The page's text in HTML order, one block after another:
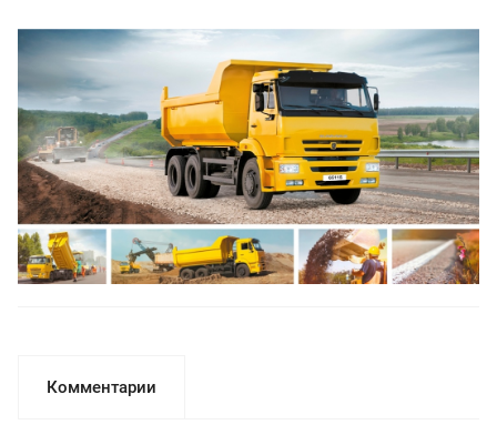
Комментарии